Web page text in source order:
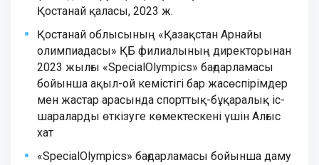
Қостанай қаласы, 2023 ж.
Қостанай облысының «Қазақстан Арнайы
олимпиадасы» ҚБ филиалының директорынан
2023 жылғы «SpecialOlympics» бағдарламасы
бойынша ақыл-ой кемістігі бар жасөспірімдер
мен жастар арасында спорттық-бұқаралық іс-
шараларды өткізуге көмектескені үшін Алғыс
хат
«SpecialOlympics» бағдарламасы бойынша даму